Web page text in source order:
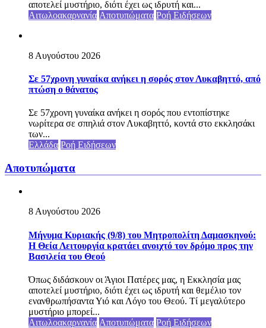
αποτελεί μυστήριο, διότι έχει ως ιδρυτή και...
Αιτωλοακαρνανία Αποτυπώματα Ροή Ειδήσεων
8 Αυγούστου 2026
Σε 57χρονη γυναίκα ανήκει η σορός στον Λυκαβηττό, από
πτώση ο θάνατος
Σε 57χρονη γυναίκα ανήκει η σορός που εντοπίστηκε
νωρίτερα σε σπηλιά στον Λυκαβηττό, κοντά στο εκκλησάκι
των...
Ελλάδα Ροή Ειδήσεων
Αποτυπώματα
8 Αυγούστου 2026
Μήνυμα Κυριακής (9/8) του Μητροπολίτη Δαμασκηνού:
Η Θεία Λειτουργία κρατάει ανοιχτό τον δρόμο προς την
Βασιλεία του Θεού
Όπως διδάσκουν οι Άγιοι Πατέρες μας, η Εκκλησία μας
αποτελεί μυστήριο, διότι έχει ως ιδρυτή και θεμέλιο τον
ενανθρωπήσαντα Υιό και Λόγο του Θεού. Τί μεγαλύτερο
μυστήριο μπορεί...
Αιτωλοακαρνανία Αποτυπώματα Ροή Ειδήσεων